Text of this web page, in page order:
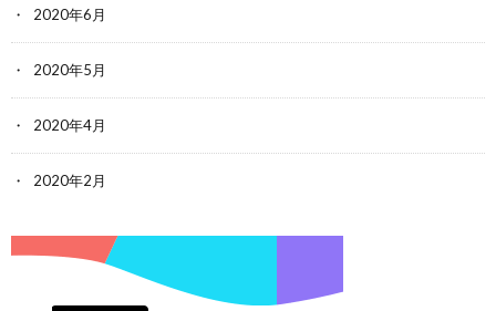
2020年6月
2020年5月
2020年4月
2020年2月